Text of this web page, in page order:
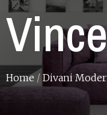
Home / Divani